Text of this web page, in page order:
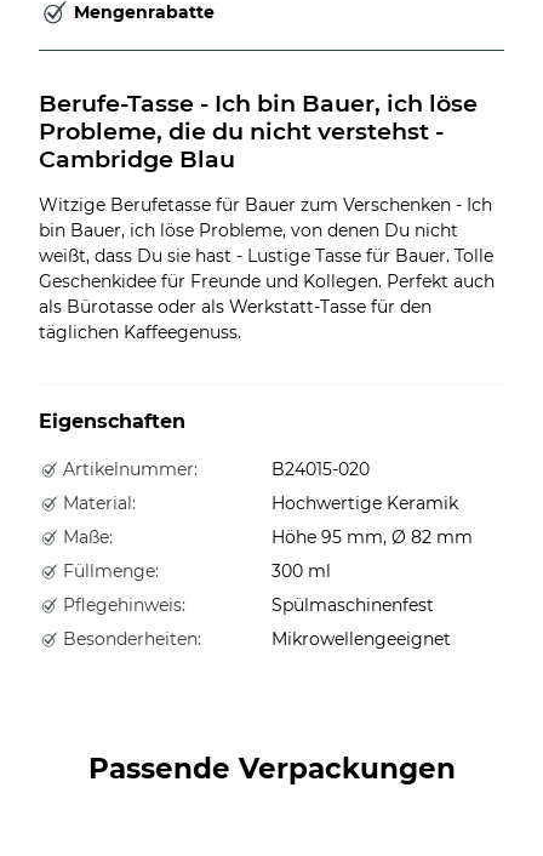
Mengenrabatte
Berufe-Tasse - Ich bin Bauer, ich löse
Probleme, die du nicht verstehst -
Cambridge Blau
Witzige Berufetasse für Bauer zum Verschenken - Ich
bin Bauer, ich löse Probleme, von denen Du nicht
weißt, dass Du sie hast - Lustige Tasse für Bauer. Tolle
Geschenkidee für Freunde und Kollegen. Perfekt auch
als Bürotasse oder als Werkstatt-Tasse für den
täglichen Kaffeegenuss.
Eigenschaften
Artikelnummer:
B24015-020
Material:
Hochwertige Keramik
Maße:
Höhe 95 mm, Ø 82 mm
Füllmenge:
300 ml
Pflegehinweis:
Spülmaschinenfest
Besonderheiten:
Mikrowellengeeignet
Passende Verpackungen